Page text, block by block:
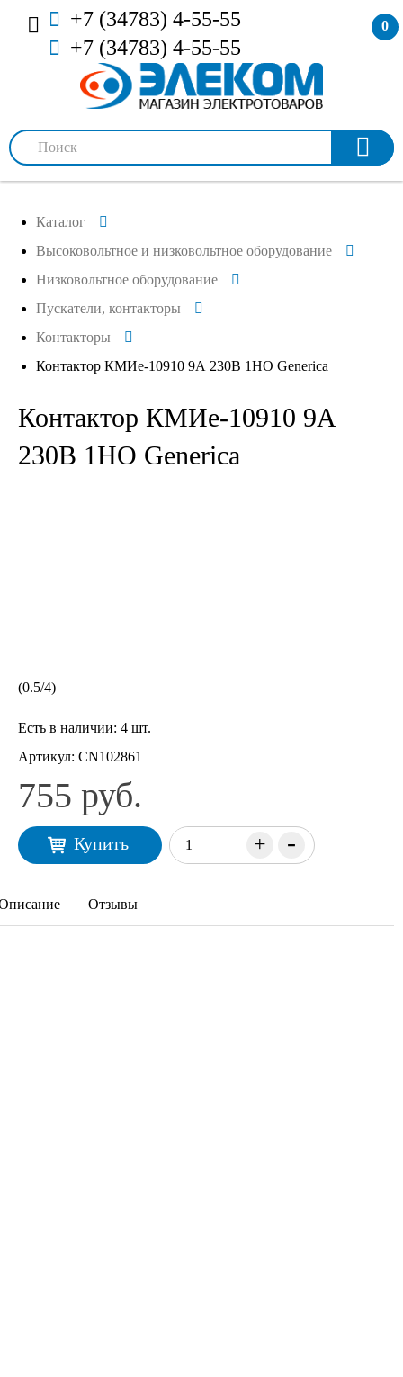
+7 (34783) 4-55-55
+7 (34783) 4-55-55
0
Каталог
Высоковольтное и низковольтное оборудование
Низковольтное оборудование
Пускатели, контакторы
Контакторы
Контактор КМИе-10910 9А 230В 1НО Generica
Контактор КМИе-10910 9А
230В 1НО Generica
(0.5/4)
Есть в наличии: 4 шт.
Артикул: CN102861
755 руб.
+ -
Купить
Отзывы